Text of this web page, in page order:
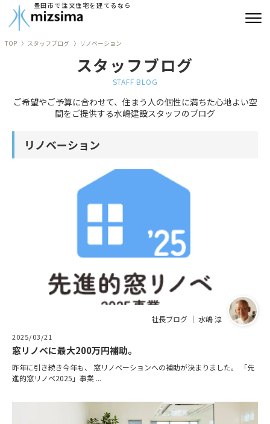
豊田市で注文住宅を建てるなら
リフォーム
古民家再生
よくあるご質問
ニュース
資料請求・お問い合わせ
TOP スタッフブログ リノベーション
スタッフブログ
STAFF BLOG
ご希望やご予算に合わせて、住まう人の個性に満ちた心地よい空
間をご提供する水嶋建設スタッフのブログ
リノベーション
社長ブログ ｜ 水嶋 淳
2025/03/21
窓リノベに最大200万円補助。
昨年に引き続き今年も、 窓リノベーションへの補助が決まりました。 「先
進的窓リノベ2025」事業 ...